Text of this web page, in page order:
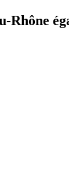
Rhône